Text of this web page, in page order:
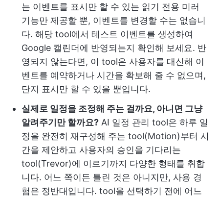
는 이벤트를 표시만 할 수 있는 읽기 전용 미러
기능만 제공할 뿐, 이벤트를 변경할 수는 없습니
다. 해당 tool에서 테스트 이벤트를 생성하여
Google 캘린더에 반영되는지 확인해 보세요. 반
영되지 않는다면, 이 tool은 사용자를 대신해 이
벤트를 예약하거나 시간을 확보해 줄 수 없으며,
단지 표시만 할 수 있을 뿐입니다.
실제로 일정을 조정해 주는 걸까요, 아니면 그냥
알려주기만 할까요? AI 일정 관리 tool은 하루 일
정을 완전히 재구성해 주는 tool(Motion)부터 시
간을 제안하고 사용자의 승인을 기다리는
tool(Trevor)에 이르기까지 다양한 형태를 취합
니다. 어느 쪽이든 틀린 것은 아니지만, 사용 경
험은 정반대입니다. tool을 선택하기 전에 어느